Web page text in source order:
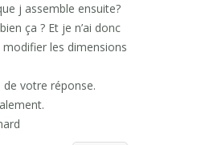
j assemble ensuite?
ça ? Et je n’ai donc
modifier les dimensions
de votre réponse.